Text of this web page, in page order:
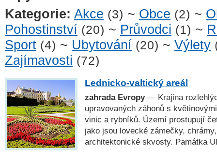
Kategorie: Akce (3) ~ Obce (2) ~
Pohostinství (20) ~ Průvodci (1) ~
Sport (4) ~ Ubytování (20) ~ Výlety
Zajímavosti (72)
Lednicko-valtický areál
zahrada Evropy— Krajina
upravovaných záhonů s
vinic a rybníků. Území prostupují
jako jsou lovecké zámečky,
architektonické skvosty. Památka